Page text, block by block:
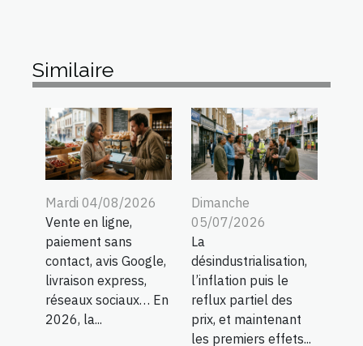
Similaire
Mardi 04/08/2026
Vente en ligne,
paiement sans
contact, avis Google,
livraison express,
réseaux sociaux… En
2026, la...
Dimanche
05/07/2026
La
désindustrialisation,
l’inflation puis le
reflux partiel des
prix, et maintenant
les premiers effets...